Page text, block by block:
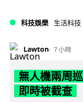
科技娛樂 生活科技
Lawton 7 小時
無人機兩周
即時被截查